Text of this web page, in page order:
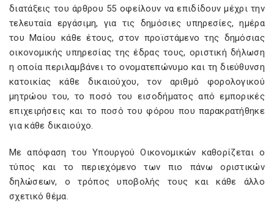
διατάξεις του άρθρου 55 οφείλουν να επιδίδουν μέχρι την
τελευταία εργάσιμη, για τις δημόσιες υπηρεσίες, ημέρα
του Μαίου κάθε έτους, στον προϊστάμενο της δημόσιας
οικονομικής υπηρεσίας της έδρας τους, οριστική δήλωση
η οποία περιλαμβάνει το ονοματεπώνυμο και τη διεύθυνση
κατοικίας κάθε δικαιούχου, τον αριθμό φορολογικού
μητρώου του, το ποσό του εισοδήματος από εμπορικές
επιχειρήσεις και το ποσό του φόρου που παρακρατήθηκε
για κάθε δικαιούχο.
Με απόφαση του Υπουργού Οικονομικών καθορίζεται ο
τύπος και το περιεχόμενο των πιο πάνω οριστικών
δηλώσεων, ο τρόπος υποβολής τους και κάθε άλλο
σχετικό θέμα.